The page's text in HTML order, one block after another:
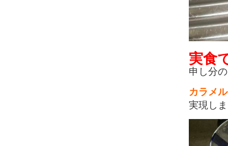
実食
申し分
カラメ
実現し